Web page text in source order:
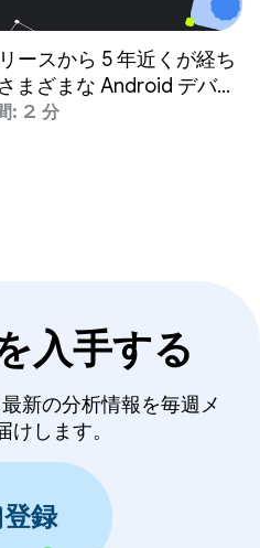
ースから 5 年近くが経ち
まざまな Android デバイ
めに必要なすべての機
ルを提供することに注力
: 2 分
入手する
新の分析情報を毎週メ
けします。
登録